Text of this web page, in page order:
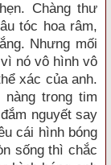
Chàng thư
tóc hoa râm,
Nhưng mối
nó vô hình vô
xác của anh.
trong tim
nguyết say
cái hình bóng
sống thì chắc